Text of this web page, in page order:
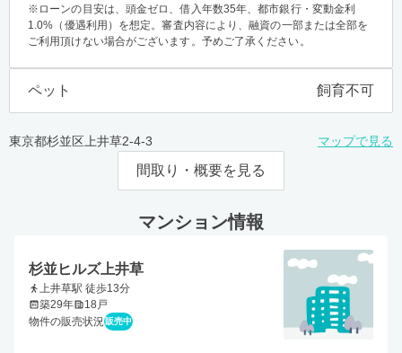
※ローンの目安は、頭金ゼロ、借入年数35年、都市銀行・変動金利
1.0%（優遇利用）を想定。審査内容により、融資の一部または全部を
ご利用頂けない場合がございます。予めご了承ください。
ペット 飼育不可
東京都杉並区上井草2-4-3 マップで見る
間取り・概要を見る
マンション情報
杉並ヒルズ上井草
上井草駅 徒歩13分
築29年
18戸
物件の販売状況 販売中